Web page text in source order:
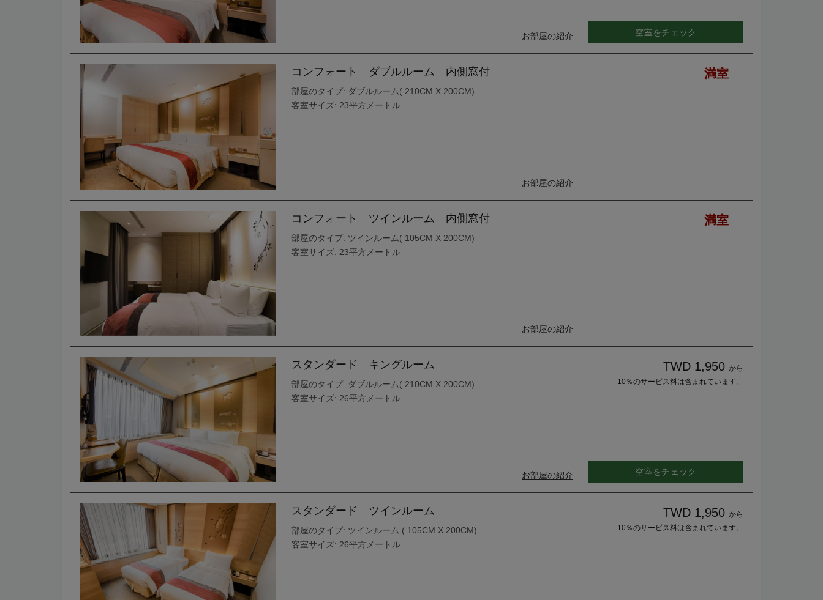
お部屋の紹介 空室をチェック
コンフォート ダブルルーム 内側窓付
部屋のタイプ: ダブルルーム( 210CM X 200CM)
客室サイズ: 23平方メートル
お部屋の紹介
満室
コンフォート ツインルーム 内側窓付
部屋のタイプ: ツインルーム( 105CM X 200CM)
客室サイズ: 23平方メートル
お部屋の紹介
満室
スタンダード キングルーム
部屋のタイプ: ダブルルーム( 210CM X 200CM)
客室サイズ: 26平方メートル
お部屋の紹介
TWD 1,950 から
10％のサービス料は含まれています。
空室をチェック
スタンダード ツインルーム
部屋のタイプ: ツインルーム ( 105CM X 200CM)
客室サイズ: 26平方メートル
TWD 1,950 から
10％のサービス料は含まれています。